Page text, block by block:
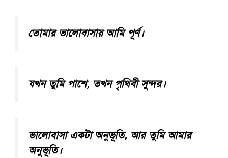
তোমার ভালোবাসায় আমি পূর্ণ।
যখন তুমি পাশে, তখন পৃথিবী সুন্দর।
ভালোবাসা একটা অনুভূতি, আর তুমি আমার
অনুভূতি।